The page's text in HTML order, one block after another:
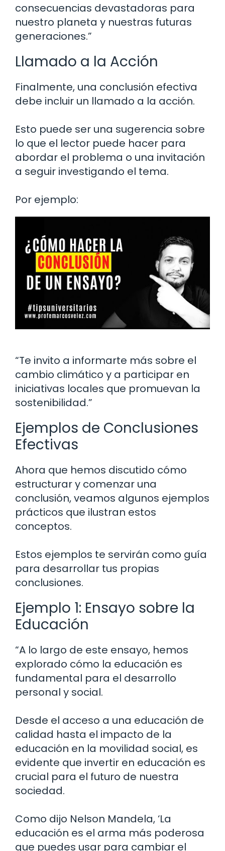
consecuencias devastadoras para
nuestro planeta y nuestras futuras
generaciones.”
Llamado a la Acción
Finalmente, una conclusión efectiva
debe incluir un llamado a la acción.
Esto puede ser una sugerencia sobre
lo que el lector puede hacer para
abordar el problema o una invitación
a seguir investigando el tema.
Por ejemplo:
“Te invito a informarte más sobre el
cambio climático y a participar en
iniciativas locales que promuevan la
sostenibilidad.”
Ejemplos de Conclusiones
Efectivas
Ahora que hemos discutido cómo
estructurar y comenzar una
conclusión, veamos algunos ejemplos
prácticos que ilustran estos
conceptos.
Estos ejemplos te servirán como guía
para desarrollar tus propias
conclusiones.
Ejemplo 1: Ensayo sobre la
Educación
“A lo largo de este ensayo, hemos
explorado cómo la educación es
fundamental para el desarrollo
personal y social.
Desde el acceso a una educación de
calidad hasta el impacto de la
educación en la movilidad social, es
evidente que invertir en educación es
crucial para el futuro de nuestra
sociedad.
Como dijo Nelson Mandela, ‘La
educación es el arma más poderosa
que puedes usar para cambiar el